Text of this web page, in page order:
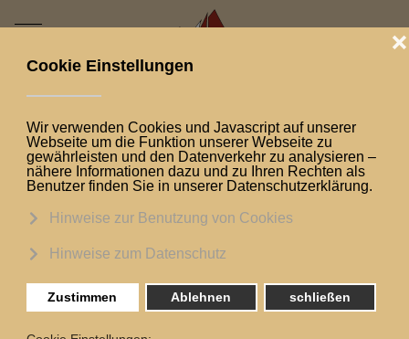
Mobile Menu Toggle
Aktuelle Seite:
Preise
Übersicht über die
Charterpreise 2026
für unser